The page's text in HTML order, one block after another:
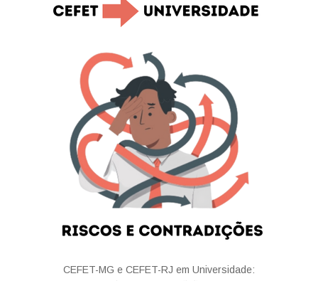
CEFET-MG e CEFET-RJ em Universidade: